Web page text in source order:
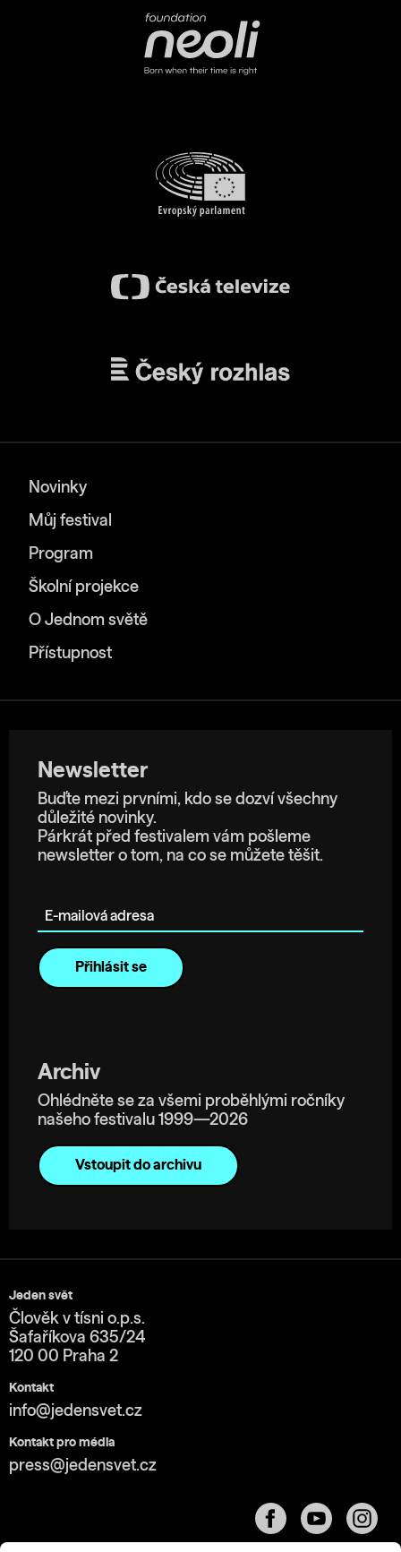
Novinky
Můj festival
Program
Školní projekce
O Jednom světě
Přístupnost
Newsletter
Buďte mezi prvními, kdo se dozví všechny
důležité novinky.
Párkrát před festivalem vám pošleme
newsletter o tom, na co se můžete těšit.
Archiv
Ohlédněte se za všemi proběhlými ročníky
našeho festivalu 1999—2026
Vstoupit do archivu
Jeden svět
Člověk v tísni o.p.s.
Šafaříkova 635/24
120 00 Praha 2
Kontakt
info@jedensvet.cz
Kontakt pro média
press@jedensvet.cz